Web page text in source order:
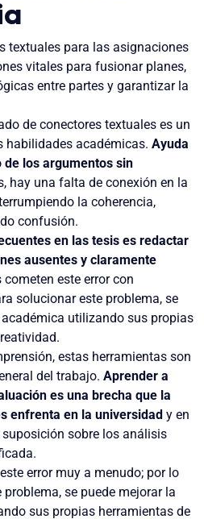
textuales para las asignaciones
vitales para fusionar planes,
entre partes y garantizar la
de conectores textuales es un
académicas. Ayuda
los argumentos sin
hay una falta de conexión en la
la coherencia,
confusión.
en las tesis es redactar
ausentes y claramente
este error con
solucionar este problema, se
utilizando sus propias
estas herramientas son
del trabajo. Aprender a
es una brecha que la
enfrenta en la universidad y en
sobre los análisis
error muy a menudo; por lo
se puede mejorar la
sus propias herramientas de